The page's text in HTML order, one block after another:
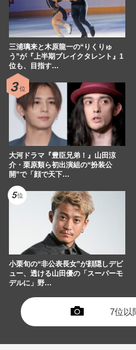
三浦璃来と木原龍一の“りくりゅ
う”が『上半期ブレイクタレント』1
位も、目指す…
大河ドラマ『豊臣兄弟！』山田涼
介・栗原類ら初出演組の“扮装公
開”で「顔で天下…
小栗旬の“非公表長女”が顔隠しデビ
ュー、透ける山田優の「スーパーモ
デルに」野…
7位以